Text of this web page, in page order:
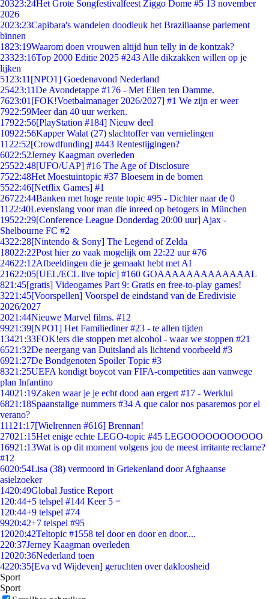
20323:24Het Grote Songfestivalfeest Ziggo Dome #5 13 november
2026
2023:23Capibara's wandelen doodleuk het Braziliaanse parlement
binnen
1823:19Waarom doen vrouwen altijd hun telly in de kontzak?
23323:16Top 2000 Editie 2025 #243 Alle dikzakken willen op je
lijken
51 23:11 [NPO1] Goedenavond Nederland
25423:11De Avondetappe #176 - Met Ellen ten Damme.
7623:01 [FOK!Voetbalmanager 2026/2027] #1 We zijn er weer
7922:59Meer dan 40 uur werken.
17922:56[PlayStation #184] Nieuw deel
10922:56Kapper Walat (27) slachtoffer van vernielingen
11 22:52[Crowdfunding] #443 Rentestijgingen?
6022:52Jerney Kaagman overleden
25522:48[UFO/UAP] #16 The Age of Disclosure
7522:48Het Moestuintopic #37 Bloesem in de bomen
5522:46[Netflix Games] #1
26722:44Banken met hoge rente topic #95 - Dichter naar de 0
11 22:40Levenslang voor man die inreed op betogers in München
19522:29[Conference League Donderdag 20:00 uur] Ajax -
Shelbourne FC #2
4322:28[Nintendo & Sony] The Legend of Zelda
18022:22Post hier zo vaak mogelijk om 22:22 uur #76
24622:12Afbeeldingen die je gemaakt hebt met AI
21622:05[UEL/ECL live topic] #160 GOAAAAAAAAAAAAAL
821:45[gratis] Videogames Part 9: Gratis en free-to-play games!
3221:45[Voorspellen] Voorspel de eindstand van de Eredivisie
2026/2027
2021:44Nieuwe Marvel films. #12
9921:39[NPO1] Het Familiediner #23 - te allen tijden
13421:33FOK!ers die stoppen met alcohol - waar we stoppen #21
6521:32De neergang van Duitsland als lichtend voorbeeld #3
6921:27De Bondgenoten Spoiler Topic #3
8321:25UEFA kondigt boycot van FIFA-competities aan vanwege
plan Infantino
14021:19Zaken waar je je echt dood aan ergert #17 - Werklui
6821:18Spaanstalige nummers #34 A que calor nos pasaremos por el
verano?
111 21:17[Wielrennen #616] Brennan!
27021:15Het enige echte LEGO-topic #45 LEGOOOOOOOOOOO
16921:13Wat is op dit moment volgens jou de meest irritante reclame?
#12
6020:54Lisa (38) vermoord in Griekenland door Afghaanse
asielzoeker
1420:49Global Justice Report
1 20:44+5 telspel #144 Keer 5 =
1 20:44+9 telspel #74
9920:42+7 telspel #95
12020:42Teltopic #1558 tel door en door en door....
220:37Jerney Kaagman overleden
12020:36Nederland toen
4220:35[Eva vd Wijdeven] geruchten over dakloosheid
Sport
Sport